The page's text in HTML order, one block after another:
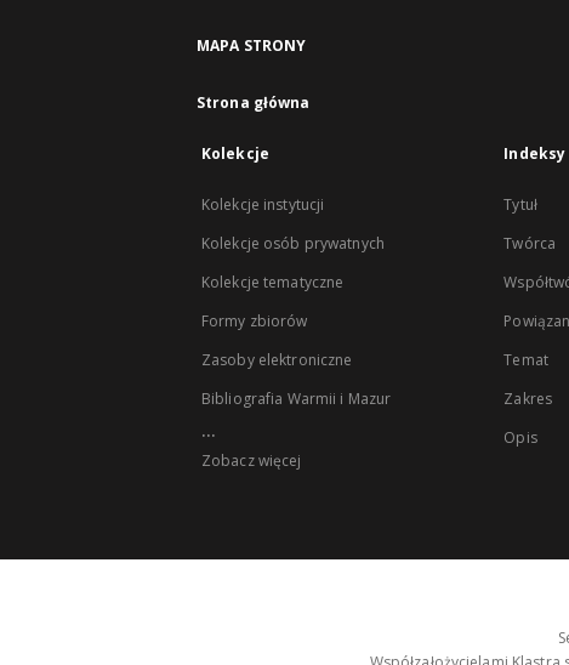
MAPA STRONY
Strona główna
Kolekcje
Kolekcje instytucji
Kolekcje osób prywatnych
Kolekcje tematyczne
Formy zbiorów
Zasoby elektroniczne
Bibliografia Warmii i Mazur
...
Zobacz więcej
Indeksy
Tytuł
Twórca
Temat
Zakres
Opis